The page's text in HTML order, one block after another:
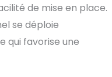
de mise en place.
se déploie
qui favorise une